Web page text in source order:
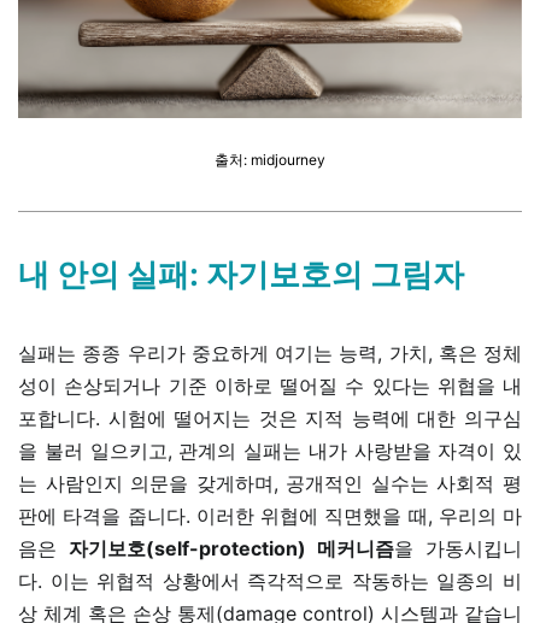
출처: midjourney
내 안의 실패: 자기보호의 그림자
실패는 종종 우리가 중요하게 여기는 능력, 가치, 혹은 정체
성이 손상되거나 기준 이하로 떨어질 수 있다는 위협을 내
포합니다. 시험에 떨어지는 것은 지적 능력에 대한 의구심
을 불러 일으키고, 관계의 실패는 내가 사랑받을 자격이 있
는 사람인지 의문을 갖게하며, 공개적인 실수는 사회적 평
판에 타격을 줍니다. 이러한 위협에 직면했을 때, 우리의 마
음은 자기보호(self-protection) 메커니즘을 가동시킵니
다. 이는 위협적 상황에서 즉각적으로 작동하는 일종의 비
상 체계 혹은 손상 통제(damage control) 시스템과 같습니